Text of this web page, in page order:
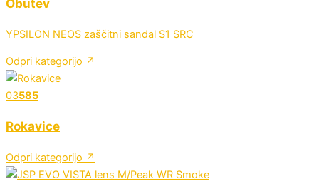
Obutev
YPSILON NEOS zaščitni sandal S1 SRC
Odpri kategorijo ↗
03585
Rokavice
Odpri kategorijo ↗